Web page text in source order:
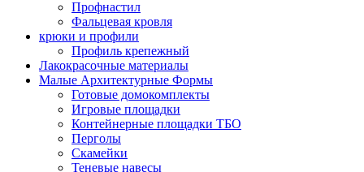
Профнастил
Фальцевая кровля
крюки и профили
Профиль крепежный
Лакокрасочные материалы
Малые Архитектурные Формы
Готовые домокомплекты
Игровые площадки
Контейнерные площадки ТБО
Перголы
Скамейки
Теневые навесы